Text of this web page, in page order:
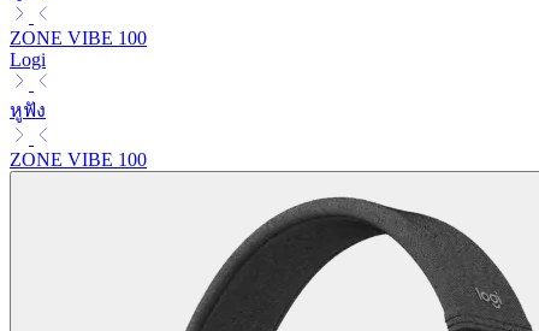
ZONE VIBE 100
Logi
หูฟัง
ZONE VIBE 100